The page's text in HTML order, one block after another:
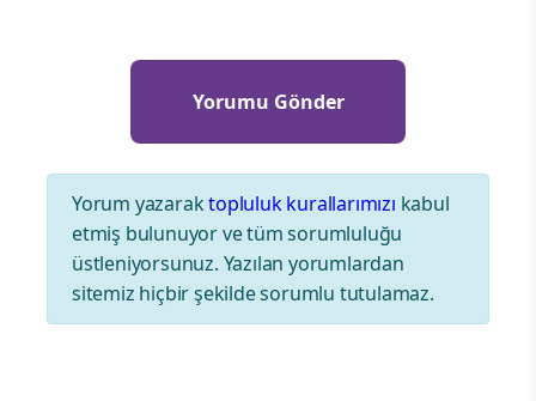
Yorum yazaraktopluluk kurallarımızı kabul
etmiş bulunuyor ve tüm sorumluluğu
üstleniyorsunuz. Yazılan yorumlardan
sitemiz hiçbir şekilde sorumlu tutulamaz.